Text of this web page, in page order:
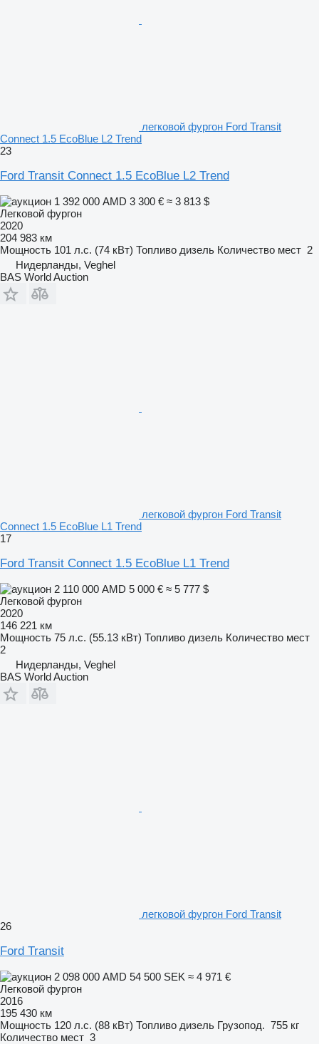
легковой фургон Ford Transit
Connect 1.5 EcoBlue L2 Trend
23
Ford Transit Connect 1.5 EcoBlue L2 Trend
1 392 000 AMD 3 300 € ≈ 3 813 $
Легковой фургон
2020
204 983 км
Мощность 101 л.с. (74 кВт) Топливо дизель Количество мест 2
Нидерланды, Veghel
BAS World Auction
легковой фургон Ford Transit
Connect 1.5 EcoBlue L1 Trend
17
Ford Transit Connect 1.5 EcoBlue L1 Trend
2 110 000 AMD 5 000 € ≈ 5 777 $
Легковой фургон
2020
146 221 км
Мощность 75 л.с. (55.13 кВт) Топливо дизель Количество мест
2
Нидерланды, Veghel
BAS World Auction
легковой фургон Ford Transit
26
Ford Transit
2 098 000 AMD 54 500 SEK ≈ 4 971 €
Легковой фургон
2016
195 430 км
Мощность 120 л.с. (88 кВт) Топливо дизель Грузопод. 755 кг
Количество мест 3